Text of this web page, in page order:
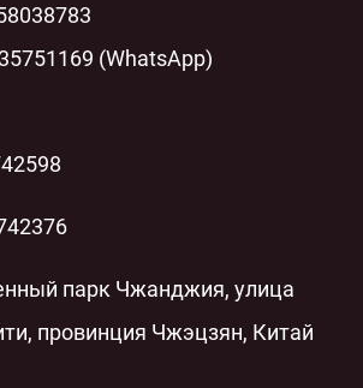
(WhatsApp)
парк Чжанджия, улица
провинция Чжэцзян, Китай